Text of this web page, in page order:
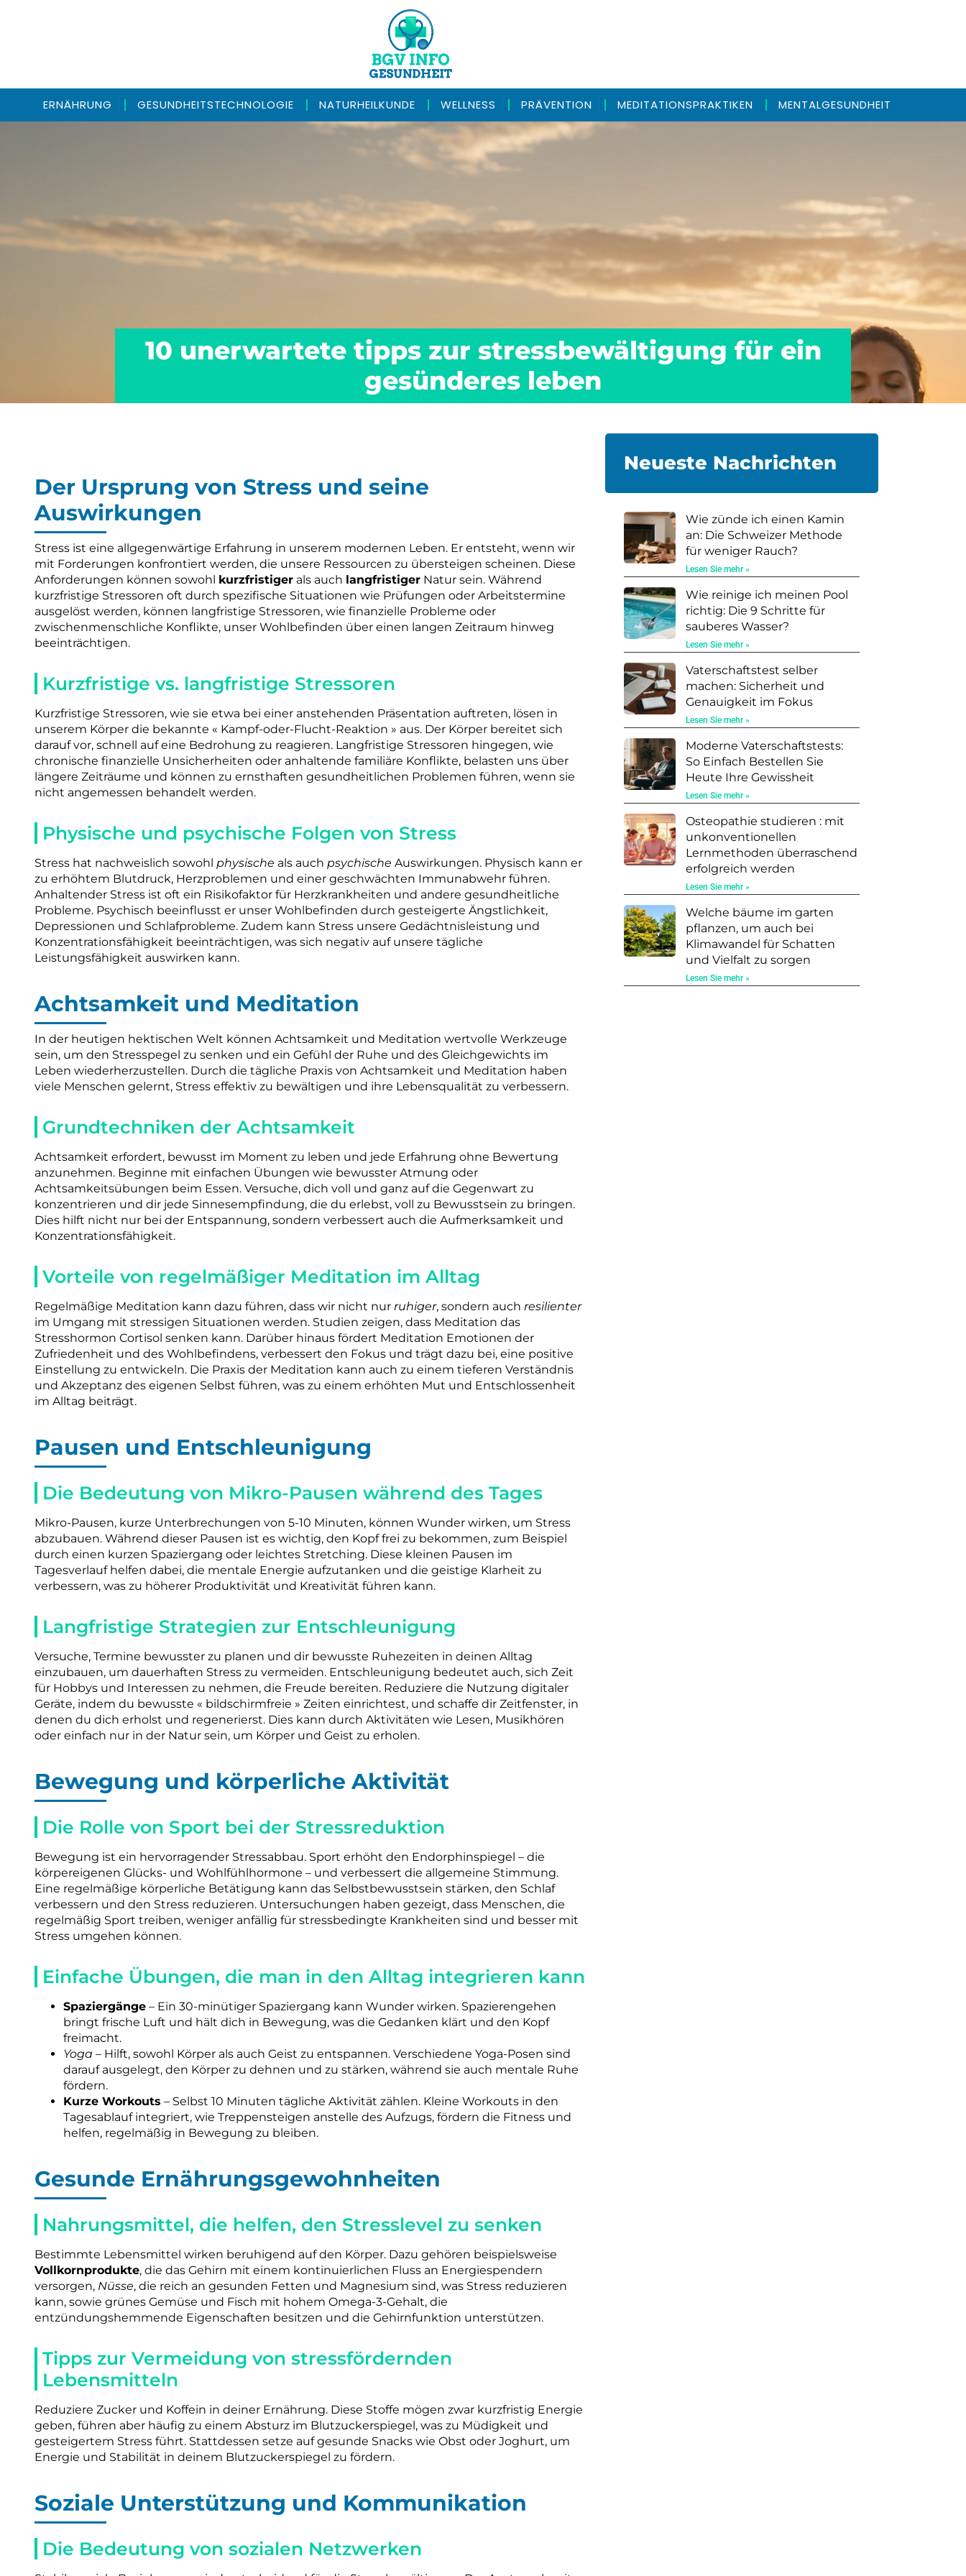
ERNÄHRUNG GESUNDHEITSTECHNOLOGIE NATURHEILKUNDE WELLNESS PRÄVENTION MEDITATIONSPRAKTIKEN MENTALGESUNDHEIT
10 unerwartete tipps zur stressbewältigung für ein
gesünderes leben
Der Ursprung von Stress und seine
Auswirkungen
Stress ist eine allgegenwärtige Erfahrung in unserem modernen Leben. Er entsteht, wenn wir
mit Forderungen konfrontiert werden, die unsere Ressourcen zu übersteigen scheinen. Diese
Anforderungen können sowohl kurzfristiger als auch langfristiger Natur sein. Während
kurzfristige Stressoren oft durch spezifische Situationen wie Prüfungen oder Arbeitstermine
ausgelöst werden, können langfristige Stressoren, wie finanzielle Probleme oder
zwischenmenschliche Konflikte, unser Wohlbefinden über einen langen Zeitraum hinweg
beeinträchtigen.
Kurzfristige vs. langfristige Stressoren
Kurzfristige Stressoren, wie sie etwa bei einer anstehenden Präsentation auftreten, lösen in
unserem Körper die bekannte « Kampf-oder-Flucht-Reaktion » aus. Der Körper bereitet sich
darauf vor, schnell auf eine Bedrohung zu reagieren. Langfristige Stressoren hingegen, wie
chronische finanzielle Unsicherheiten oder anhaltende familiäre Konflikte, belasten uns über
längere Zeiträume und können zu ernsthaften gesundheitlichen Problemen führen, wenn sie
nicht angemessen behandelt werden.
Physische und psychische Folgen von Stress
Stress hat nachweislich sowohl physische als auch psychische Auswirkungen. Physisch kann er
zu erhöhtem Blutdruck, Herzproblemen und einer geschwächten Immunabwehr führen.
Anhaltender Stress ist oft ein Risikofaktor für Herzkrankheiten und andere gesundheitliche
Probleme. Psychisch beeinflusst er unser Wohlbefinden durch gesteigerte Ängstlichkeit,
Depressionen und Schlafprobleme. Zudem kann Stress unsere Gedächtnisleistung und
Konzentrationsfähigkeit beeinträchtigen, was sich negativ auf unsere tägliche
Leistungsfähigkeit auswirken kann.
Achtsamkeit und Meditation
In der heutigen hektischen Welt können Achtsamkeit und Meditation wertvolle Werkzeuge
sein, um den Stresspegel zu senken und ein Gefühl der Ruhe und des Gleichgewichts im
Leben wiederherzustellen. Durch die tägliche Praxis von Achtsamkeit und Meditation haben
viele Menschen gelernt, Stress effektiv zu bewältigen und ihre Lebensqualität zu verbessern.
Grundtechniken der Achtsamkeit
Achtsamkeit erfordert, bewusst im Moment zu leben und jede Erfahrung ohne Bewertung
anzunehmen. Beginne mit einfachen Übungen wie bewusster Atmung oder
Achtsamkeitsübungen beim Essen. Versuche, dich voll und ganz auf die Gegenwart zu
konzentrieren und dir jede Sinnesempfindung, die du erlebst, voll zu Bewusstsein zu bringen.
Dies hilft nicht nur bei der Entspannung, sondern verbessert auch die Aufmerksamkeit und
Konzentrationsfähigkeit.
Vorteile von regelmäßiger Meditation im Alltag
Regelmäßige Meditation kann dazu führen, dass wir nicht nur ruhiger, sondern auch resilienter
im Umgang mit stressigen Situationen werden. Studien zeigen, dass Meditation das
Stresshormon Cortisol senken kann. Darüber hinaus fördert Meditation Emotionen der
Zufriedenheit und des Wohlbefindens, verbessert den Fokus und trägt dazu bei, eine positive
Einstellung zu entwickeln. Die Praxis der Meditation kann auch zu einem tieferen Verständnis
und Akzeptanz des eigenen Selbst führen, was zu einem erhöhten Mut und Entschlossenheit
im Alltag beiträgt.
Pausen und Entschleunigung
Die Bedeutung von Mikro-Pausen während des Tages
Mikro-Pausen, kurze Unterbrechungen von 5-10 Minuten, können Wunder wirken, um Stress
abzubauen. Während dieser Pausen ist es wichtig, den Kopf frei zu bekommen, zum Beispiel
durch einen kurzen Spaziergang oder leichtes Stretching. Diese kleinen Pausen im
Tagesverlauf helfen dabei, die mentale Energie aufzutanken und die geistige Klarheit zu
verbessern, was zu höherer Produktivität und Kreativität führen kann.
Langfristige Strategien zur Entschleunigung
Versuche, Termine bewusster zu planen und dir bewusste Ruhezeiten in deinen Alltag
einzubauen, um dauerhaften Stress zu vermeiden. Entschleunigung bedeutet auch, sich Zeit
für Hobbys und Interessen zu nehmen, die Freude bereiten. Reduziere die Nutzung digitaler
Geräte, indem du bewusste « bildschirmfreie » Zeiten einrichtest, und schaffe dir Zeitfenster, in
denen du dich erholst und regenerierst. Dies kann durch Aktivitäten wie Lesen, Musikhören
oder einfach nur in der Natur sein, um Körper und Geist zu erholen.
Bewegung und körperliche Aktivität
Die Rolle von Sport bei der Stressreduktion
Bewegung ist ein hervorragender Stressabbau. Sport erhöht den Endorphinspiegel – die
körpereigenen Glücks- und Wohlfühlhormone – und verbessert die allgemeine Stimmung.
Eine regelmäßige körperliche Betätigung kann das Selbstbewusstsein stärken, den Schlaf
verbessern und den Stress reduzieren. Untersuchungen haben gezeigt, dass Menschen, die
regelmäßig Sport treiben, weniger anfällig für stressbedingte Krankheiten sind und besser mit
Stress umgehen können.
Einfache Übungen, die man in den Alltag integrieren kann
Spaziergänge – Ein 30-minütiger Spaziergang kann Wunder wirken. Spazierengehen
bringt frische Luft und hält dich in Bewegung, was die Gedanken klärt und den Kopf
freimacht.
Yoga – Hilft, sowohl Körper als auch Geist zu entspannen. Verschiedene Yoga-Posen sind
darauf ausgelegt, den Körper zu dehnen und zu stärken, während sie auch mentale Ruhe
fördern.
Kurze Workouts – Selbst 10 Minuten tägliche Aktivität zählen. Kleine Workouts in den
Tagesablauf integriert, wie Treppensteigen anstelle des Aufzugs, fördern die Fitness und
helfen, regelmäßig in Bewegung zu bleiben.
Gesunde Ernährungsgewohnheiten
Nahrungsmittel, die helfen, den Stresslevel zu senken
Bestimmte Lebensmittel wirken beruhigend auf den Körper. Dazu gehören beispielsweise
Vollkornprodukte, die das Gehirn mit einem kontinuierlichen Fluss an Energiespendern
versorgen, Nüsse, die reich an gesunden Fetten und Magnesium sind, was Stress reduzieren
kann, sowie grünes Gemüse und Fisch mit hohem Omega-3-Gehalt, die
entzündungshemmende Eigenschaften besitzen und die Gehirnfunktion unterstützen.
Tipps zur Vermeidung von stressfördernden
Lebensmitteln
Reduziere Zucker und Koffein in deiner Ernährung. Diese Stoffe mögen zwar kurzfristig Energie
geben, führen aber häufig zu einem Absturz im Blutzuckerspiegel, was zu Müdigkeit und
gesteigertem Stress führt. Stattdessen setze auf gesunde Snacks wie Obst oder Joghurt, um
Energie und Stabilität in deinem Blutzuckerspiegel zu fördern.
Soziale Unterstützung und Kommunikation
Die Bedeutung von sozialen Netzwerken
Neueste Nachrichten
Wie zünde ich einen Kamin
an: Die Schweizer Methode
für weniger Rauch?
Lesen Sie mehr »
Wie reinige ich meinen Pool
richtig: Die 9 Schritte für
sauberes Wasser?
Lesen Sie mehr »
Vaterschaftstest selber
machen: Sicherheit und
Genauigkeit im Fokus
Lesen Sie mehr »
Moderne Vaterschaftstests:
So Einfach Bestellen Sie
Heute Ihre Gewissheit
Lesen Sie mehr »
Osteopathie studieren : mit
unkonventionellen
Lernmethoden überraschend
erfolgreich werden
Lesen Sie mehr »
Welche bäume im garten
pflanzen, um auch bei
Klimawandel für Schatten
und Vielfalt zu sorgen
Lesen Sie mehr »